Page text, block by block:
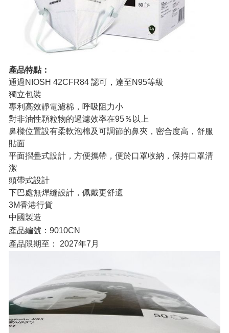
產品特點：
通過NIOSH 42CFR84 認可，達至N95等級
獨立包裝
專利高效靜電濾棉，呼吸阻力小
對非油性顆粒物的過濾效率在95％以上
鼻樑位置設有柔軟泡棉及可調節的鼻夾，密合度高，舒服
貼面
平面摺疊式設計，方便攜帶，便於口罩收納，保持口罩清
潔
頭帶式設計
下巴處無焊縫設計，佩戴更舒適
3M香港行貨
中國製造
產品編號：9010CN
產品限期至： 2027年7月